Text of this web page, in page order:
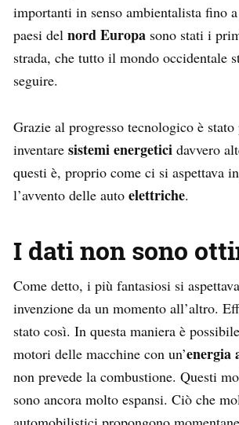
importanti in senso ambientalista fino
paesi del nord Europa sono stati i
strada, che tutto il mondo occidentale
seguire.
Grazie al progresso tecnologico è
inventare sistemi energetici davvero
questi è, proprio come ci si aspettava
l’avvento delle auto elettriche.
I dati non sono
Come detto, i più fantasiosi si
invenzione da un momento all’altro.
stato così. In questa maniera è
motori delle macchine con un’energia
non prevede la combustione. Questi
sono ancora molto espansi. Ciò che